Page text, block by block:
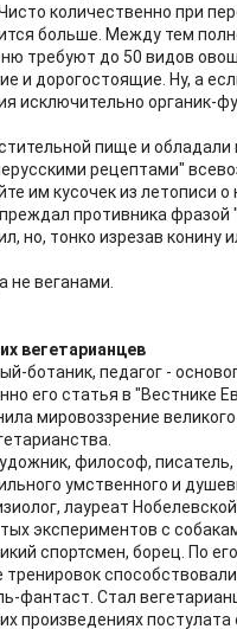
количественно при
больше. Между тем
требуют до 50 видов
и дорогостоящие. Ну, а
исключительно органик-
пище и
рецептами"
им кусочек из летописи
противника фразой
но, тонко изрезав конину
не веганами.
вегетарианцев
ботаник, педагог -
его статья в "Вестнике
мировоззрение
философ,
умственного и
лауреат
экспериментов с
спортсмен, борец. По
способствовали
фантаст. Стал
произведениях